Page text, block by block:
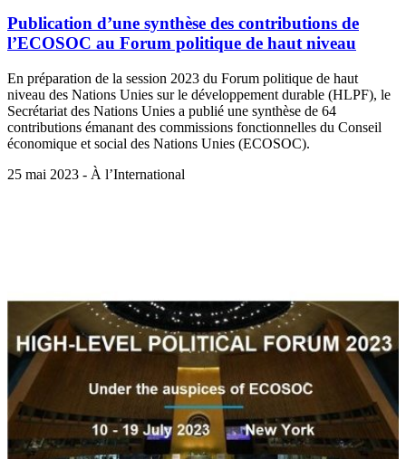
Publication d’une synthèse des contributions de
l’ECOSOC au Forum politique de haut niveau
En préparation de la session 2023 du Forum politique de haut
niveau des Nations Unies sur le développement durable (HLPF), le
Secrétariat des Nations Unies a publié une synthèse de 64
contributions émanant des commissions fonctionnelles du Conseil
économique et social des Nations Unies (ECOSOC).
25 mai 2023 - À l’International